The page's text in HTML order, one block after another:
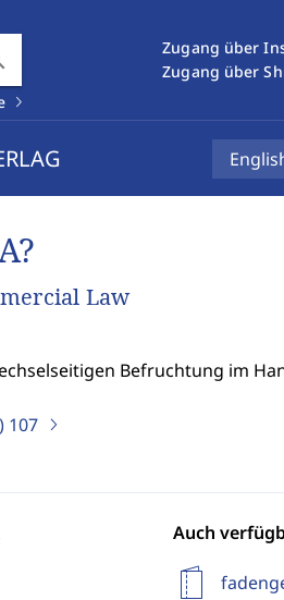
Zugang über
Zugang über
Law
Befruchtung im
107
Auch